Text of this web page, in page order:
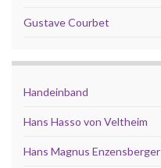
Gustave Courbet
Handeinband
Hans Hasso von Veltheim
Hans Magnus Enzensberger